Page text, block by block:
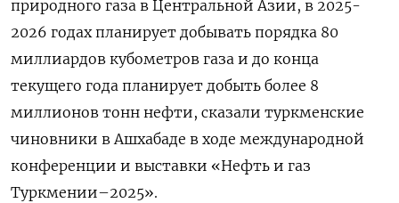
природного газа в Центральной Азии, в 2025-
2026 годах планирует добывать порядка 80
миллиардов кубометров газа и до конца
текущего года планирует добыть более 8
миллионов тонн нефти, сказали туркменские
чиновники в Ашхабаде в ходе международной
конференции и выставки «Нефть и газ
Туркмении–2025».